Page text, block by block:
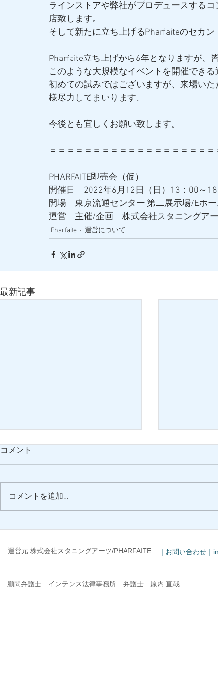
ラインストアや弊社がプロデュースする
店致します。
そして新たに立ち上げるPharfaiteのセカン
Pharfaite立ち上げから6年となりますが、
このような大規模なイベントを開催でき
初めての試みではございますが、来場い
様尽力してまいります。
今後とも宜しくお願い致します。
＝＝＝＝＝＝＝＝＝＝＝＝＝＝＝＝＝＝
PHARFAITE即売会（仮）
開催日　2022年6月12日（日）13：00～
開場　東京流通センター 第二展示場/Eホ
運営　主催/企画　株式会社スタニングア
Pharfaite 運営について
最新記事
キャンディ
コメント
コメントを追加…
運営元 株式会社スタニングアーツ/PHARFAITE ｜お問い合わせ｜
顧問弁護士 インテンス法律事務所 弁護士 原内 直哉